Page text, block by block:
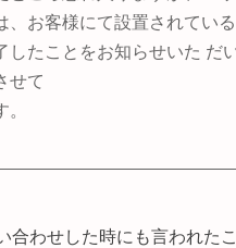
、お客様にて設置されてい
したことをお知らせいた だ
せて
合わせした時にも言われた